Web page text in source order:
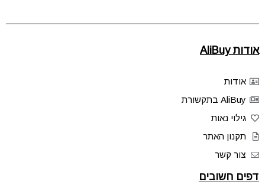
אודות AliBuy
אודות
AliBuy בתקשורת
גילוי נאות
תקנון האתר
צור קשר
דפים חשובים